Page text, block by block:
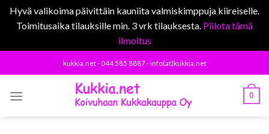
Hyvä valikoima päivittäin kauniita valmiskimppuja kiireiselle.
Toimitusaika tilauksille min. 3 vrk tilauksesta. Piilota tämä
ilmoitus
to
kukkia.net - 044 585 8887 - info(at)kukkia.net
0